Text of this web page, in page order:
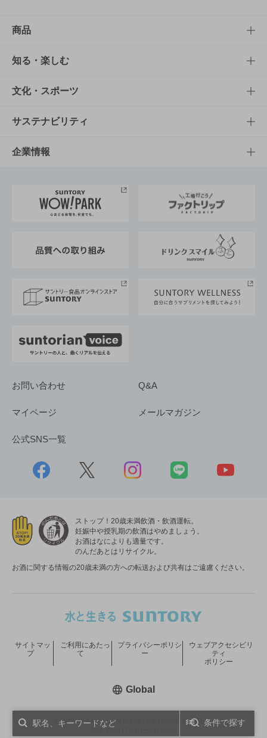
条件で探す
商品
商品TOP
商品一覧
商品発売情報
栄養成分一覧
知る・楽しむ
知る・楽しむTOP
キャンペーン
工場見学
地域情報
文化・スポーツ
文化・スポーツTOP
サントリーホール
サントリーサンバーズ大阪
サステナビリティ
サステナビリティTOP
サントリーが考えるサステナビリティ経営
企業情報
企業概要
採用情報
お問い合わせ Q&A
マイページ メールマガジン
公式SNS一覧
ストップ！20歳未満飲酒・飲酒運転。
妊娠中や授乳期の飲酒はやめましょう。
お酒はなによりも適量です。
のんだあとはリサイクル。
お酒に関する情報の20歳未満の方への転送および共有はご遠慮ください。
COPYRIGHT © SUNTORY HOLDINGS LIMITED.
サイトマッ
プ
ご利用にあたっ
て
プライバシーポリシ
ー
ウェブアクセシビリ
ティ
ポリシー
Global新しいウィンドウで開く